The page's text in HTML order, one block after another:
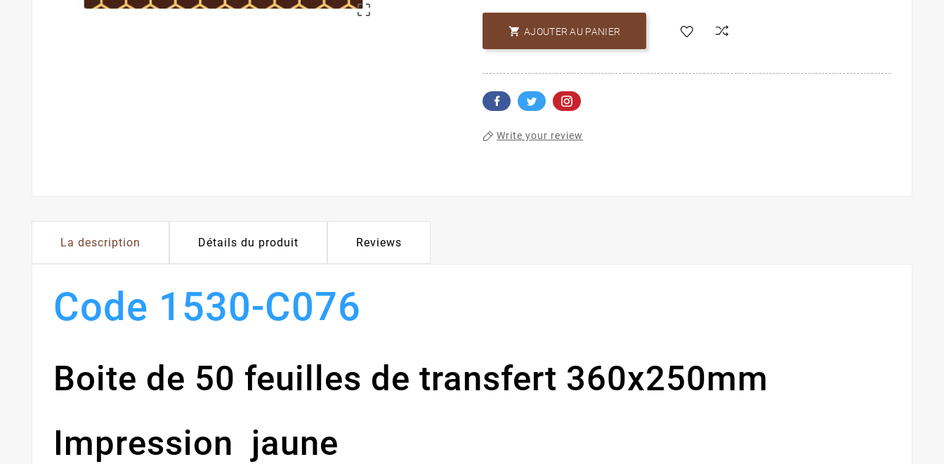

 AJOUTER AU PANIER
Write your review
La description Détails du produit Reviews
Code 1530-C076
Boite de 50 feuilles de transfert 360x250mm
Impression jaune